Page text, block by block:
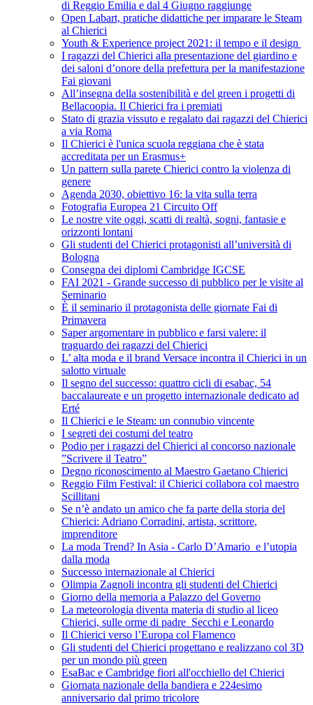
di Reggio Emilia e dal 4 Giugno raggiunge
Open Labart, pratiche didattiche per imparare le Steam
al Chierici
Youth & Experience project 2021: il tempo e il design
I ragazzi del Chierici alla presentazione del giardino e
dei saloni d’onore della prefettura per la manifestazione
Fai giovani
All’insegna della sostenibilità e del green i progetti di
Bellacoopia. Il Chierici fra i premiati
Stato di grazia vissuto e regalato dai ragazzi del Chierici
a via Roma
Il Chierici è l'unica scuola reggiana che è stata
accreditata per un Erasmus+
Un pattern sulla parete Chierici contro la violenza di
genere
Agenda 2030, obiettivo 16: la vita sulla terra
Fotografia Europea 21 Circuito Off
Le nostre vite oggi, scatti di realtà, sogni, fantasie e
orizzonti lontani
Gli studenti del Chierici protagonisti all’università di
Bologna
Consegna dei diplomi Cambridge IGCSE
FAI 2021 - Grande successo di pubblico per le visite al
Seminario
È il seminario il protagonista delle giornate Fai di
Primavera
Saper argomentare in pubblico e farsi valere: il
traguardo dei ragazzi del Chierici
L’ alta moda e il brand Versace incontra il Chierici in un
salotto virtuale
Il segno del successo: quattro cicli di esabac, 54
baccalaureate e un progetto internazionale dedicato ad
Erté
Il Chierici e le Steam: un connubio vincente
I segreti dei costumi del teatro
Podio per i ragazzi del Chierici al concorso nazionale
”Scrivere il Teatro”
Degno riconoscimento al Maestro Gaetano Chierici
Reggio Film Festival: il Chierici collabora col maestro
Scillitani
Se n’è andato un amico che fa parte della storia del
Chierici: Adriano Corradini, artista, scrittore,
imprenditore
La moda Trend? In Asia - Carlo D’Amario e l’utopia
dalla moda
Successo internazionale al Chierici
Olimpia Zagnoli incontra gli studenti del Chierici
Giorno della memoria a Palazzo del Governo
La meteorologia diventa materia di studio al liceo
Chierici, sulle orme di padre Secchi e Leonardo
Il Chierici verso l’Europa col Flamenco
Gli studenti del Chierici progettano e realizzano col 3D
per un mondo più green
EsaBac e Cambridge fiori all'occhiello del Chierici
Giornata nazionale della bandiera e 224esimo
anniversario dal primo tricolore